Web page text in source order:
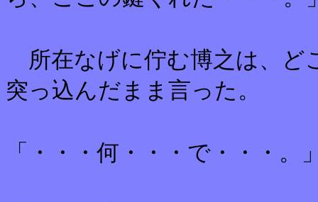
所在なげに佇む博之は、ど
突っ込んだまま言った。
「・・・何・・・で・・・。